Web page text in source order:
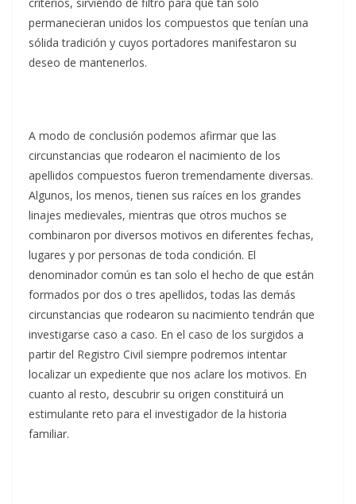
permanecieran unidos los compuestos que tenían una
sólida tradición y cuyos portadores manifestaron su
deseo de mantenerlos.
A modo de conclusión podemos afirmar que las
circunstancias que rodearon el nacimiento de los
apellidos compuestos fueron tremendamente diversas.
Algunos, los menos, tienen sus raíces en los grandes
linajes medievales, mientras que otros muchos se
combinaron por diversos motivos en diferentes fechas,
lugares y por personas de toda condición. El
denominador común es tan solo el hecho de que están
formados por dos o tres apellidos, todas las demás
circunstancias que rodearon su nacimiento tendrán que
investigarse caso a caso. En el caso de los surgidos a
partir del Registro Civil siempre podremos intentar
localizar un expediente que nos aclare los motivos. En
cuanto al resto, descubrir su origen constituirá un
estimulante reto para el investigador de la historia
familiar.